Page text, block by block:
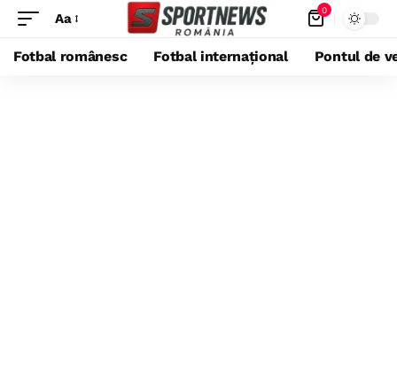
Aa 0
Fotbal românesc Fotbal internațional Pontul de